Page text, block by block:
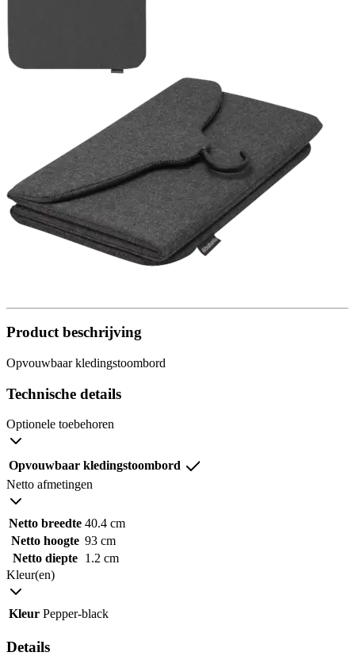
Product beschrijving
Opvouwbaar kledingstoombord
Technische details
Optionele toebehoren
Opvouwbaar kledingstoombord
Netto afmetingen
Netto breedte 40.4 cm
Netto hoogte 93 cm
Netto diepte 1.2 cm
Kleur(en)
Kleur Pepper-black
Details